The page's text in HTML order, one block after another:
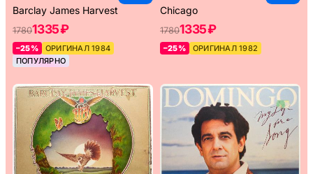
Barclay James Harvest
17801335 ₽
–25%
ОРИГИНАЛ 1984
ПОПУЛЯРНО
Chicago
17801335 ₽
–25% ОРИГИНАЛ 1982